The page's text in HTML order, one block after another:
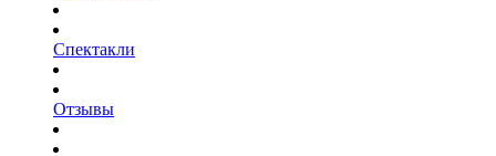
Спектакли
Отзывы